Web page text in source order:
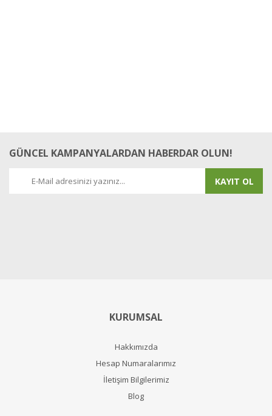
GÜNCEL KAMPANYALARDAN HABERDAR OLUN!
KAYIT OL
KURUMSAL
Hakkımızda
Hesap Numaralarımız
İletişim Bilgilerimiz
Blog